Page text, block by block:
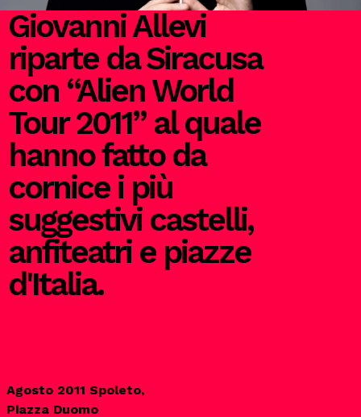
Giovanni Allevi
riparte da Siracusa
con “Alien World
Tour 2011” al quale
hanno fatto da
cornice i più
suggestivi castelli,
anfiteatri e piazze
d'Italia.
Agosto 2011 Spoleto,